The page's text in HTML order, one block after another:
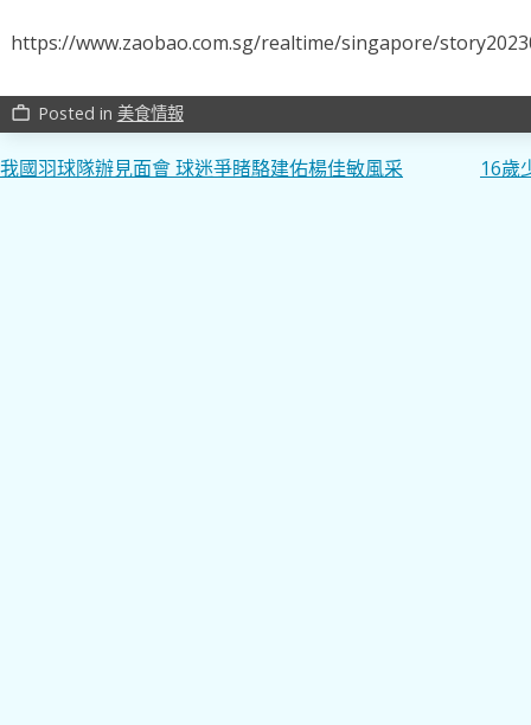
https://www.zaobao.com.sg/realtime/singapore/
work_outline Posted in 美食情報
文
我國羽球隊辦見面會 球迷爭睹駱建佑楊佳敏風采 16歲